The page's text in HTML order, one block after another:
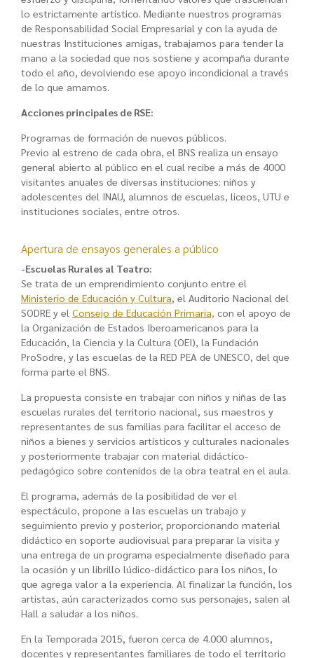
lo estrictamente artístico. Mediante nuestros programas
de Responsabilidad Social Empresarial y con la ayuda de
nuestras Instituciones amigas, trabajamos para tender la
mano a la sociedad que nos sostiene y acompaña durante
todo el año, devolviendo ese apoyo incondicional a través
de lo que amamos.
Acciones principales de RSE:
Programas de formación de nuevos públicos.
Previo al estreno de cada obra, el BNS realiza un ensayo
general abierto al público en el cual recibe a más de 4000
visitantes anuales de diversas instituciones: niños y
adolescentes del INAU, alumnos de escuelas, liceos, UTU e
instituciones sociales, entre otros.
Apertura de ensayos generales a público
-Escuelas Rurales al Teatro:
Se trata de un emprendimiento conjunto entre el
Ministerio de Educación y Cultura, el Auditorio Nacional del
SODRE y el Consejo de Educación Primaria, con el apoyo de
la Organización de Estados Iberoamericanos para la
Educación, la Ciencia y la Cultura (OEI), la Fundación
ProSodre, y las escuelas de la RED PEA de UNESCO, del que
forma parte el BNS.
La propuesta consiste en trabajar con niños y niñas de las
escuelas rurales del territorio nacional, sus maestros y
representantes de sus familias para facilitar el acceso de
niños a bienes y servicios artísticos y culturales nacionales
y posteriormente trabajar con material didáctico-
pedagógico sobre contenidos de la obra teatral en el aula.
El programa, además de la posibilidad de ver el
espectáculo, propone a las escuelas un trabajo y
seguimiento previo y posterior, proporcionando material
didáctico en soporte audiovisual para preparar la visita y
una entrega de un programa especialmente diseñado para
la ocasión y un librillo lúdico-didáctico para los niños, lo
que agrega valor a la experiencia. Al finalizar la función, los
artistas, aún caracterizados como sus personajes, salen al
Hall a saludar a los niños.
En la Temporada 2015, fueron cerca de 4.000 alumnos,
docentes y representantes familiares de todo el territorio